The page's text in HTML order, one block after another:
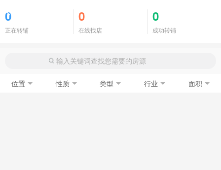
0
正在转铺
0
在线找店
0
成功转铺
位置 性质 类型 行业 面积